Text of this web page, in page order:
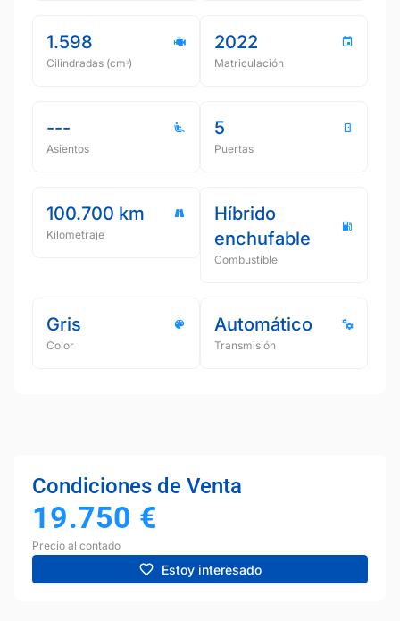
1.598
Cilindradas (cmᵌ)
2022
Matriculación
---
Asientos
5
Puertas
100.700 km
Kilometraje
Híbrido
enchufable
Combustible
Gris
Color
Automático
Transmisión
Condiciones de Venta
19.750 €
Precio al contado
Estoy interesado